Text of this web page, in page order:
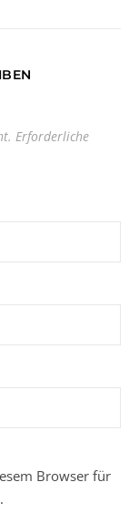
Erforderliche
Browser für